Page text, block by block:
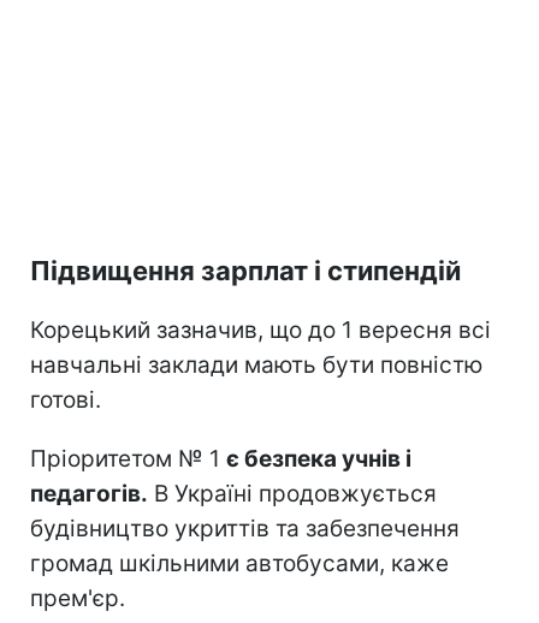
Підвищення зарплат і стипендій
Корецький зазначив, що до 1 вересня всі
навчальні заклади мають бути повністю
готові.
Пріоритетом № 1 є безпека учнів і
педагогів. В Україні продовжується
будівництво укриттів та забезпечення
громад шкільними автобусами, каже
прем'єр.